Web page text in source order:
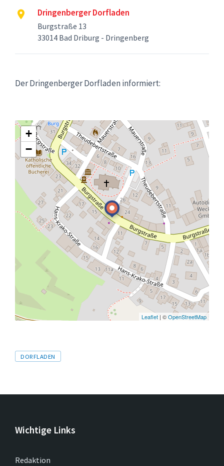
Dringenberger Dorfladen
Burgstraße 13
33014 Bad Driburg - Dringenberg
Der Dringenberger Dorfladen informiert:
+
−
Leaflet | ©OpenStreetMap
Tags
DORFLADEN
Wichtige Links
Redaktion